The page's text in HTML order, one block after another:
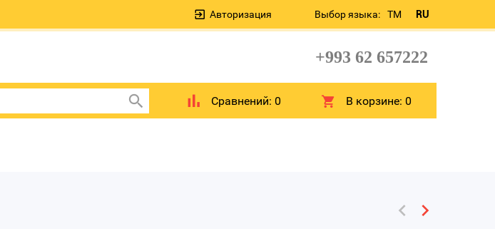
Выбор языка: TM RU
Авторизация
+993 62 657222
Сравнений: 0 В корзине:0